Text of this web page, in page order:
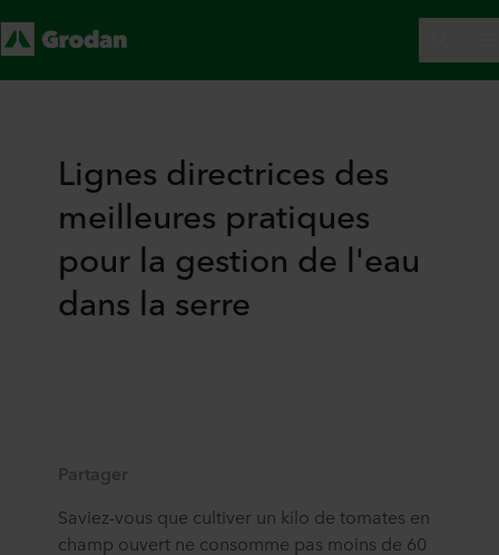
Lignes directrices des
meilleures pratiques
pour la gestion de l'eau
dans la serre
Partager
Saviez-vous que cultiver un kilo de tomates en
champ ouvert ne consomme pas moins de 60